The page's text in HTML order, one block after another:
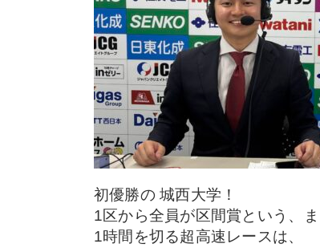
初優勝の 城西大学！
1区から全員が区間賞という、ま
1時間を切る超高速レースは、